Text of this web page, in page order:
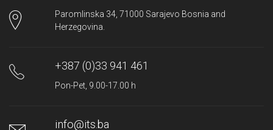
Paromlinska 34, 71000 Sarajevo Bosnia and
Herzegovina.
+387 (0)33 941 461
Pon-Pet, 9.00-17.00 h
info@its.ba